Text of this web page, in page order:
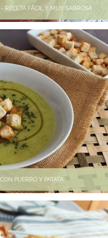
RECETA FÁCIL Y MUY SABROSA
PUERRO Y PATATA